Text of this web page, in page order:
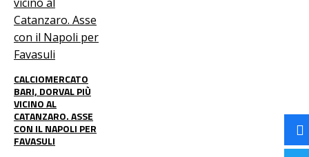
CALCIOMERCATO
BARI, DORVAL PIÙ
VICINO AL
CATANZARO. ASSE
CON IL NAPOLI PER
FAVASULI